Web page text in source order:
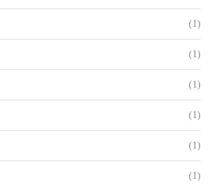
(1)
(1)
(1)
(1)
(1)
(1)